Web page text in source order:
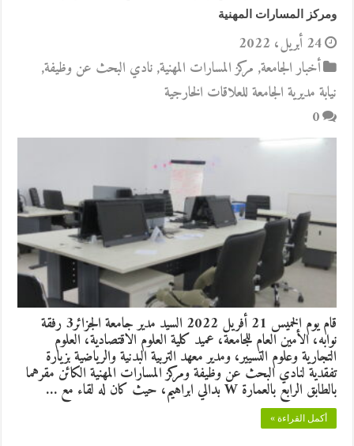
ومركز المسارات المهنية
24 أبريل، 2022
أخبار الجامعة, مركز المسارات المهنية,نادي البحث عن وظيفة,
نيابة مديرية الجامعة للعلاقات الخارجية
0
قام يوم الخميس 21 أفريل 2022 السيد مدير جامعة الجزائر3 رفقة
نوابه، الأمين العام للجامعة، عميد كلية العلوم الاقتصادية، العلوم
التجارية وعلوم التسيير، ومدير معهد التربية البدنية والرياضية بزيارة
تفقدية لنادي البحث عن وظيفة ومركز المسارات المهنية الكائن مقرهما
بالطابق الرابع بالعمارة W بدالي ابراهيم، حيث كان له لقاء مع …
أكمل القراءة »